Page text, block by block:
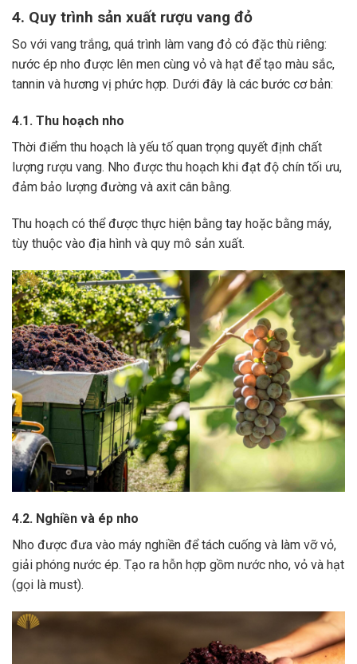
4. Quy trình sản xuất rượu vang đỏ
So với vang trắng, quá trình làm vang đỏ có đặc thù riêng:
nước ép nho được lên men cùng vỏ và hạt để tạo màu sắc,
tannin và hương vị phức hợp. Dưới đây là các bước cơ bản:
4.1. Thu hoạch nho
Thời điểm thu hoạch là yếu tố quan trọng quyết định chất
lượng rượu vang. Nho được thu hoạch khi đạt độ chín tối ưu,
đảm bảo lượng đường và axit cân bằng.
Thu hoạch có thể được thực hiện bằng tay hoặc bằng máy,
tùy thuộc vào địa hình và quy mô sản xuất.
4.2. Nghiền và ép nho
Nho được đưa vào máy nghiền để tách cuống và làm vỡ vỏ,
giải phóng nước ép. Tạo ra hỗn hợp gồm nước nho, vỏ và hạt
(gọi là must).